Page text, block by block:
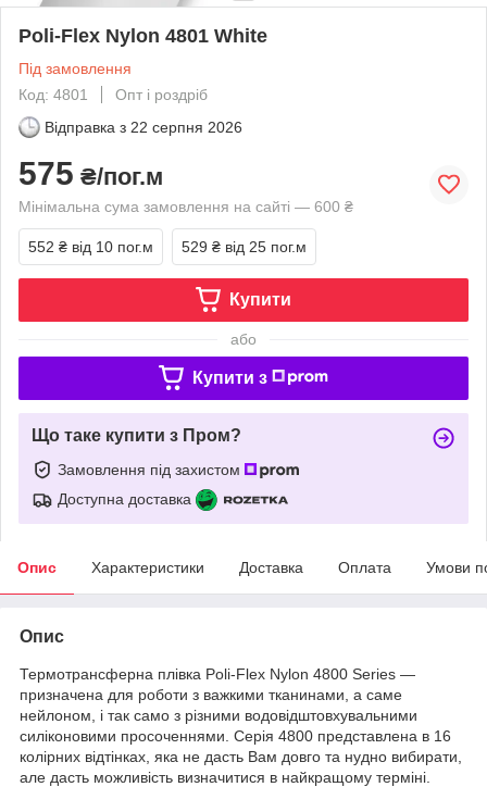
Poli-Flex Nylon 4801 White
Під замовлення
Код: 4801
Опт і роздріб
Відправка з 22 серпня 2026
575 ₴/пог.м
Мінімальна сума замовлення на сайті — 600 ₴
552 ₴ від 10 пог.м 529 ₴ від 25 пог.м
Купити
або
Купити з
Що таке купити з Пром?
Замовлення під захистом
Доступна доставка
Опис Характеристики Доставка Оплата Умови
Опис
Термотрансферна плівка Poli-Flex Nylon 4800 Series —
призначена для роботи з важкими тканинами, а саме
нейлоном, і так само з різними водовідштовхувальними
силіконовими просоченнями. Серія 4800 представлена в 16
колірних відтінках, яка не дасть Вам довго та нудно вибирати,
але дасть можливість визначитися в найкращому терміні.